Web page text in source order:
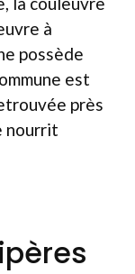
à
possède
est
près
nourrit